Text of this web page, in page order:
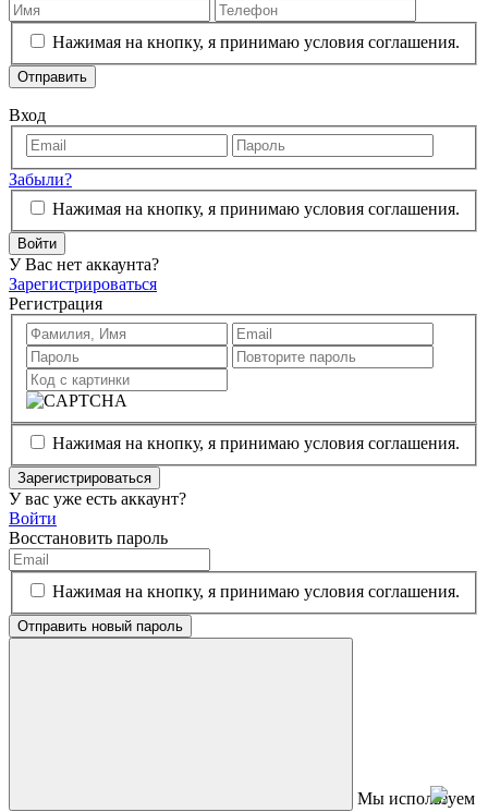
Нажимая на кнопку, я принимаю условия соглашения.
Отправить
Вход
Забыли?
Нажимая на кнопку, я принимаю условия соглашения.
Войти
У Вас нет аккаунта?
Зарегистрироваться
Регистрация
Нажимая на кнопку, я принимаю условия соглашения.
Зарегистрироваться
У вас уже есть аккаунт?
Войти
Восстановить пароль
Нажимая на кнопку, я принимаю условия соглашения.
Отправить новый пароль
Мы используем